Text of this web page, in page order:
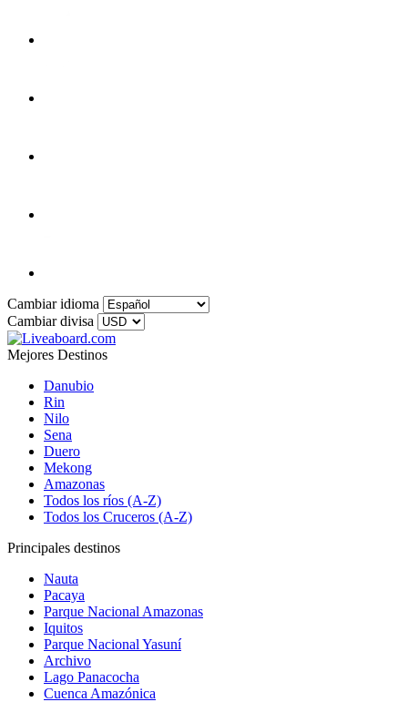
Cambiar idioma
Cambiar divisa
Mejores Destinos
Danubio
Rin
Nilo
Sena
Duero
Mekong
Amazonas
Todos los ríos (A-Z)
Todos los Cruceros (A-Z)
Principales destinos
Nauta
Pacaya
Parque Nacional Amazonas
Iquitos
Parque Nacional Yasuní
Archivo
Lago Panacocha
Cuenca Amazónica